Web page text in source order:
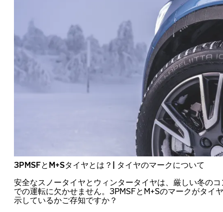
3PMSFとM+Sタイヤとは？| タイヤのマークについて
安全なスノータイヤとウィンタータイヤは、厳しい冬の
での運転に欠かせません。3PMSFとM+Sのマークがタイ
示しているかご存知ですか？